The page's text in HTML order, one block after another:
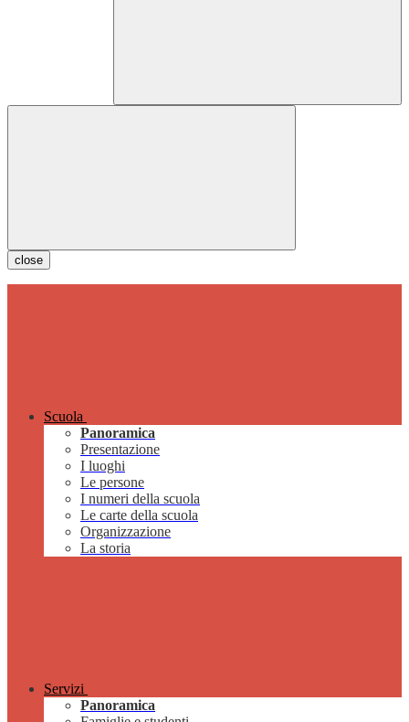
close
Scuola
Panoramica
Presentazione
I luoghi
Le persone
I numeri della scuola
Le carte della scuola
Organizzazione
La storia
Servizi
Panoramica